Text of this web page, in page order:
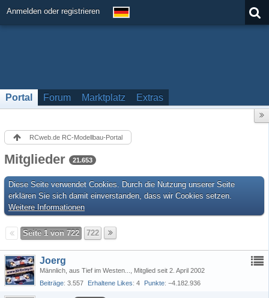
Anmelden oder registrieren
Portal Forum Marktplatz Extras
RCweb.de RC-Modellbau-Portal
Mitglieder 21.653
Diese Seite verwendet Cookies. Durch die Nutzung unserer Seite
erklären Sie sich damit einverstanden, dass wir Cookies setzen.
Weitere Informationen
Seite 1 von 722 722
Joerg
Männlich aus Tief im Westen...
Mitglied seit 2. April 2002
Beiträge 3.557 Erhaltene Likes 4 Punkte −4.182.936